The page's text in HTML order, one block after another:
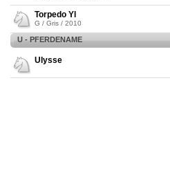
Torpedo Yl
G / Gris / 2010
U - PFERDENAME
Ulysse